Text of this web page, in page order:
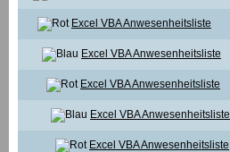
Excel VBA Anwesenheitsliste
Excel VBA Anwesenheitsliste
Excel VBA Anwesenheitsliste
Excel VBA Anwesenheitsliste
Excel VBA Anwesenheitsliste